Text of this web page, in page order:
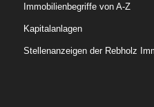
Immobilienbegriffe von A-Z
Kapitalanlagen
Stellenanzeigen der Rebholz